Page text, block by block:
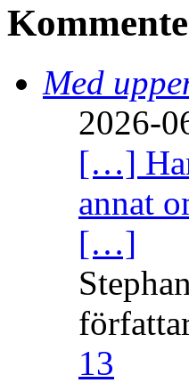
Med
2026-
[…]
annat
[…]
13